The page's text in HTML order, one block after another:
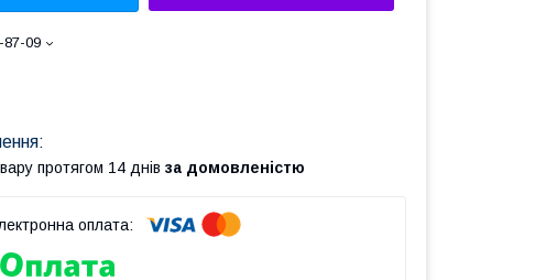
87-09
протягом 14 днів за домовленістю